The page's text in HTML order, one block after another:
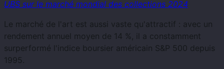
UBS sur le marché mondial des collections 2024
Le marché de l'art est aussi vaste qu'attractif : avec un
rendement annuel moyen de 14 %, il a constamment
surperformé l'indice boursier américain S&P 500 depuis
1995.